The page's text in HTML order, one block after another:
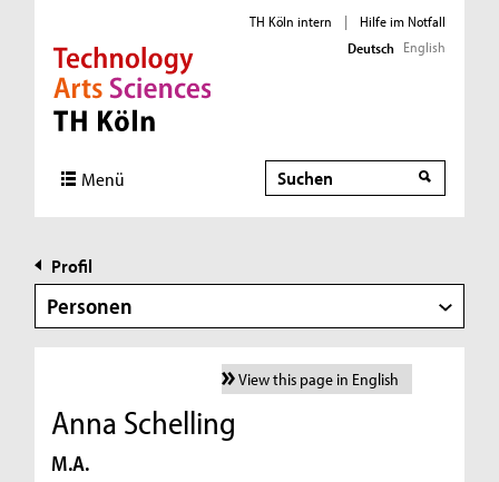
Direkt zur Hauptnavigation
Direkt zur Subnavigation
Direkt zum Inhalt
Direkt zum Fußbereich
TH Köln intern |
Hilfe im Notfall
Deutsch English
Menü Suche
Profil
Personen
View this page in English
Anna Schelling
M.A.